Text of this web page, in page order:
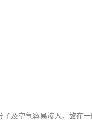
及空气容易渗入，故在